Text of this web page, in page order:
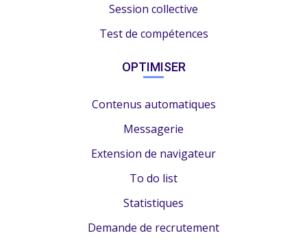
Session collective
Test de compétences
OPTIMISER
Contenus automatiques
Messagerie
Extension de navigateur
To do list
Statistiques
Demande de recrutement